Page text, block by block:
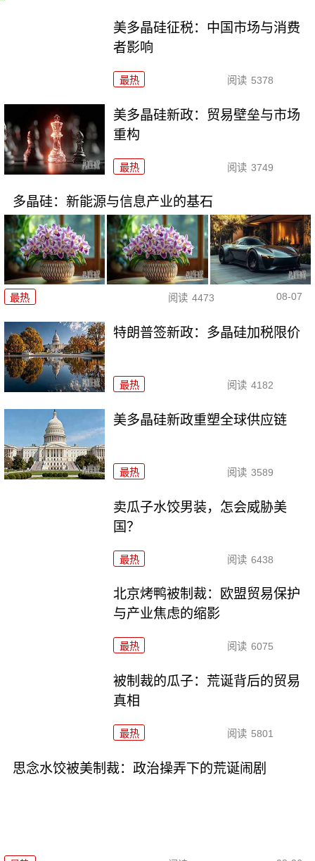
美多晶硅征税：中国市场与消费
者影响
最热 阅读 5378
美多晶硅新政：贸易壁垒与市场
重构
最热 阅读 3749
多晶硅：新能源与信息产业的基石
最热 阅读 4473 08-07
特朗普签新政：多晶硅加税限价
最热 阅读 4182
美多晶硅新政重塑全球供应链
最热 阅读 3589
卖瓜子水饺男装，怎会威胁美
国？
最热 阅读 6438
北京烤鸭被制裁：欧盟贸易保护
与产业焦虑的缩影
最热 阅读 6075
被制裁的瓜子：荒诞背后的贸易
真相
最热 阅读 5801
思念水饺被美制裁：政治操弄下的荒诞闹剧